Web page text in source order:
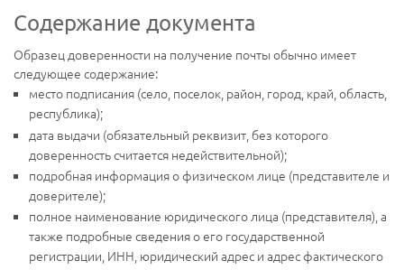
Содержание документа
Образец доверенности на получение почты обычно имеет
следующее содержание:
место подписания (село, поселок, район, город, край, область,
республика);
дата выдачи (обязательный реквизит, без которого
доверенность считается недействительной);
подробная информация о физическом лице (представителе и
доверителе);
полное наименование юридического лица (представителя), а
также подробные сведения о его государственной
регистрации, ИНН, юридический адрес и адрес фактического